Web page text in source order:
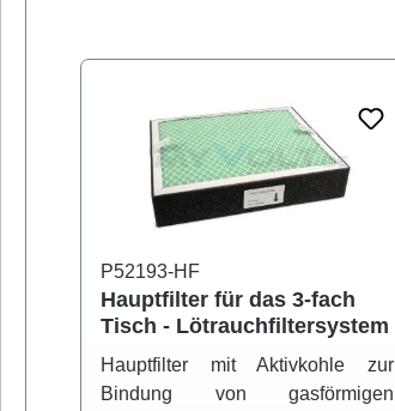
P52193-HF
Hauptfilter für das 3-fach
Tisch - Lötrauchfiltersystem
Hauptfilter mit Aktivkohle zur
Bindung von gasförmigen